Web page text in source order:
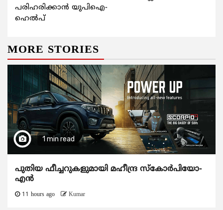
പരിഹരിക്കാന്‍ യുപിഐ-
ഹെല്‍പ്
MORE STORIES
1 min read
പുതിയ ഫീച്ചറുകളുമായി മഹീന്ദ്ര സ്കോർപിയോ-
എൻ
11 hours ago Kumar